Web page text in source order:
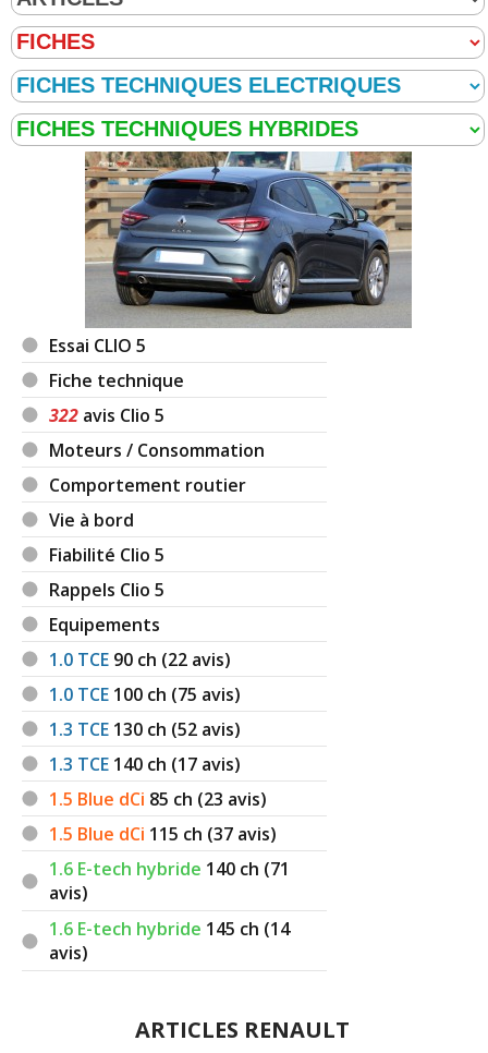
Essai CLIO 5
Fiche technique
322 avis Clio 5
Moteurs / Consommation
Comportement routier
Vie à bord
Fiabilité Clio 5
Rappels Clio 5
Equipements
1.0 TCE 90 ch (22 avis)
1.0 TCE 100 ch (75 avis)
1.3 TCE 130 ch (52 avis)
1.3 TCE 140 ch (17 avis)
1.5 Blue dCi 85 ch (23 avis)
1.5 Blue dCi 115 ch (37 avis)
1.6 E-tech hybride 140 ch (71
avis)
1.6 E-tech hybride 145 ch (14
avis)
ARTICLES RENAULT